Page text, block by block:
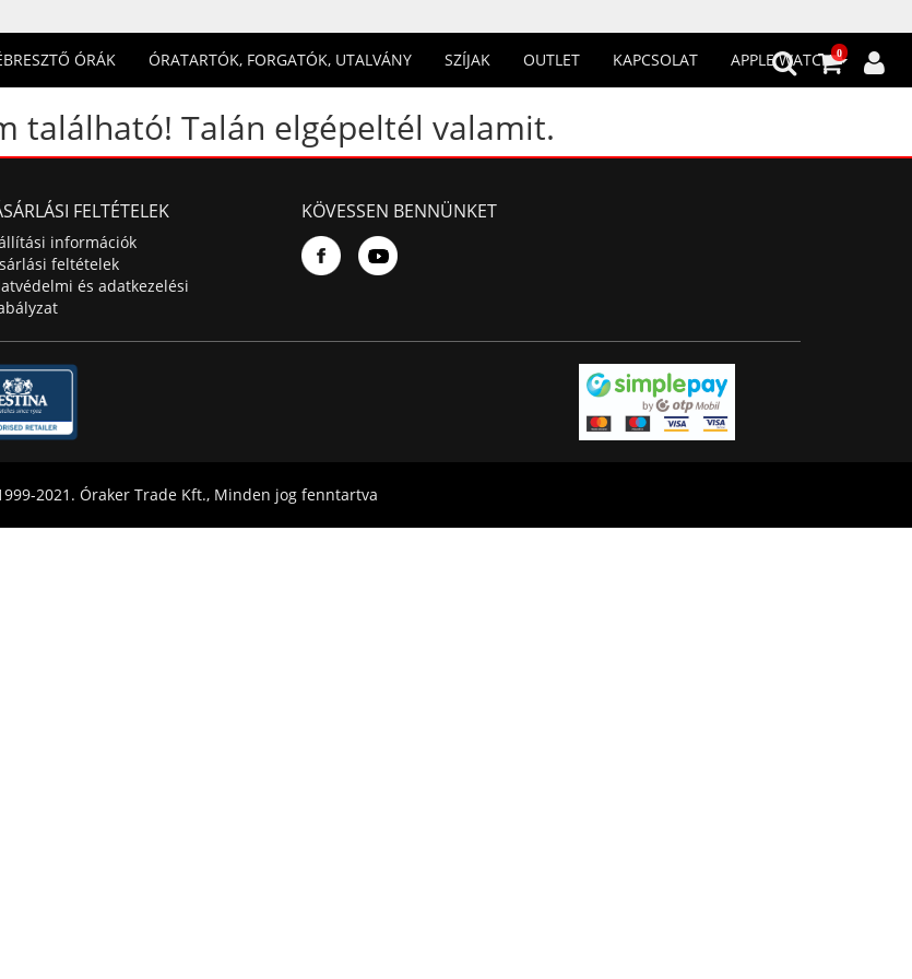
0
ÓRÁK ÓRATARTÓK, FORGATÓK, UTALVÁNY SZÍJAK OUTLET KAPCSOLAT APPLE WATCH
található! Talán elgépeltél valamit.
FELTÉTELEK
információk
feltételek
és adatkezelési
KÖVESSEN BENNÜNKET
2021. Óraker Trade Kft., Minden jog fenntartva